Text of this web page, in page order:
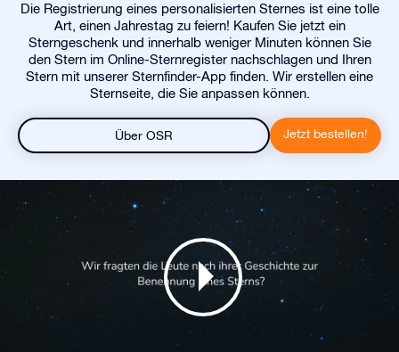
Die Registrierung eines personalisierten Sternes ist eine tolle
Art, einen Jahrestag zu feiern! Kaufen Sie jetzt ein
Sterngeschenk und innerhalb weniger Minuten können Sie
den Stern im Online-Sternregister nachschlagen und Ihren
Stern mit unserer Sternfinder-App finden. Wir erstellen eine
Sternseite, die Sie anpassen können.
Über OSR Jetzt bestellen!